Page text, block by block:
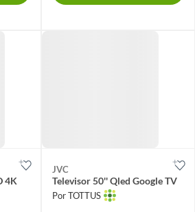
4K
JVC
Televisor 50'' Qled Google TV
Por TOTTUS